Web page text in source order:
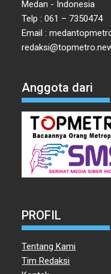
Medan - Indonesia
Telp : 061 – 7350474
Email :
Anggota dari
PROFIL
Tentang Kami
Tim Redaksi